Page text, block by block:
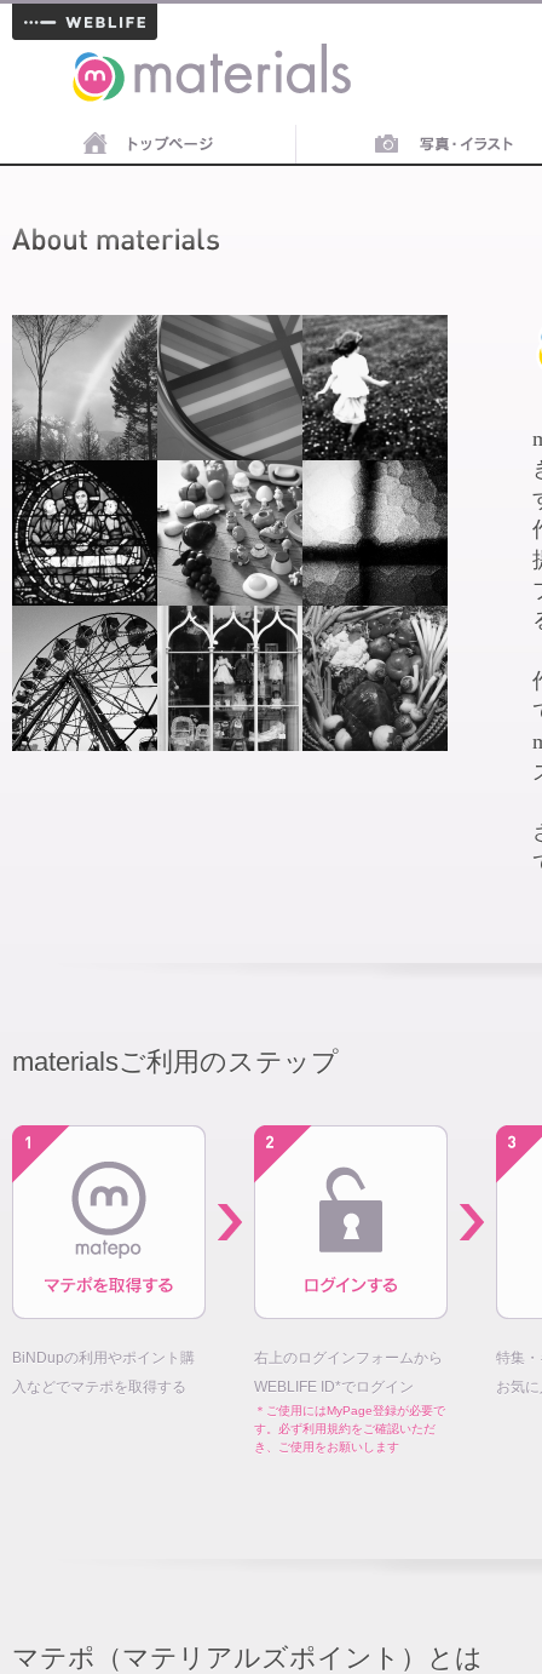
materials
materialsご利用のステップ
BiNDupの利用やポイント購
入などでマテポを取得する
右上のログインフォームから
WEBLIFE ID*でログイン
＊ご使用にはMyPage登録が必要で
す。必ず利用規約をご確認いただ
き、ご使用をお願いします
特集
お気
マテポ（マテリアルズポイント）とは